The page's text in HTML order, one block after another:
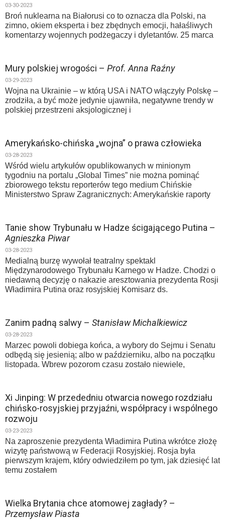
03-30-2023
Broń nuklearna na Białorusi co to oznacza dla Polski, na
zimno, okiem eksperta i bez zbędnych emocji, hałaśliwych
komentarzy wojennych podżegaczy i dyletantów. 25 marca
Mury polskiej wrogości – Prof. Anna Raźny
03-29-2023
Wojna na Ukrainie – w którą USA i NATO włączyły Polskę –
zrodziła, a być może jedynie ujawniła, negatywne trendy w
polskiej przestrzeni aksjologicznej i
Amerykańsko-chińska „wojna” o prawa człowieka
03-28-2023
Wśród wielu artykułów opublikowanych w minionym
tygodniu na portalu „Global Times” nie można pominąć
zbiorowego tekstu reporterów tego medium Chińskie
Ministerstwo Spraw Zagranicznych: Amerykańskie raporty
Tanie show Trybunału w Hadze ścigającego Putina –
Agnieszka Piwar
03-28-2023
Medialną burzę wywołał teatralny spektakl
Międzynarodowego Trybunału Karnego w Hadze. Chodzi o
niedawną decyzję o nakazie aresztowania prezydenta Rosji
Władimira Putina oraz rosyjskiej Komisarz ds.
Zanim padną salwy – Stanisław Michalkiewicz
03-28-2023
Marzec powoli dobiega końca, a wybory do Sejmu i Senatu
odbędą się jesienią; albo w październiku, albo na początku
listopada. Wbrew pozorom czasu zostało niewiele,
Xi Jinping: W przededniu otwarcia nowego rozdziału
chińsko-rosyjskiej przyjaźni, współpracy i wspólnego
rozwoju
03-23-2023
Na zaproszenie prezydenta Władimira Putina wkrótce złożę
wizytę państwową w Federacji Rosyjskiej. Rosja była
pierwszym krajem, który odwiedziłem po tym, jak dziesięć lat
temu zostałem
Wielka Brytania chce atomowej zagłady? –
Przemysław Piasta